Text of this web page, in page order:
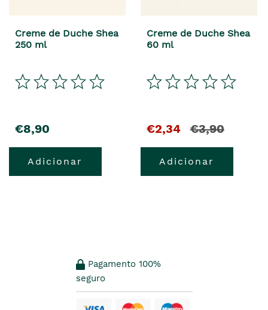
Creme de Duche Shea
250 ml
€8,90
Adicionar
Creme de Duche Shea
60 ml
€2,34 €3,90
Adicionar
Pagamento 100%
seguro